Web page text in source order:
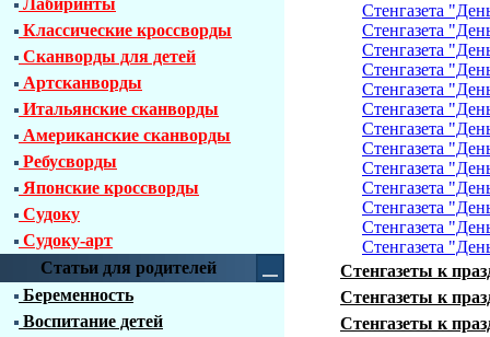
Лабиринты
Классические кроссворды
Сканворды для детей
Артсканворды
Итальянские сканворды
Американские сканворды
Ребусворды
Японские кроссворды
Судоку
Судоку-арт
Статьи для родителей
Беременность
Воспитание детей
Стенгазета
Стенгазета
Стенгазета
Стенгазета
Стенгазета
Стенгазета
Стенгазета
Стенгазета
Стенгазета
Стенгазета
Стенгазета
Стенгазета
Стенгазета
Стенгазеты к
Стенгазеты к
Стенгазеты к